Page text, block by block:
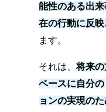
能性のある出
在の行動に反
ます。
それは、将来
ベースに自分
ョンの実現の